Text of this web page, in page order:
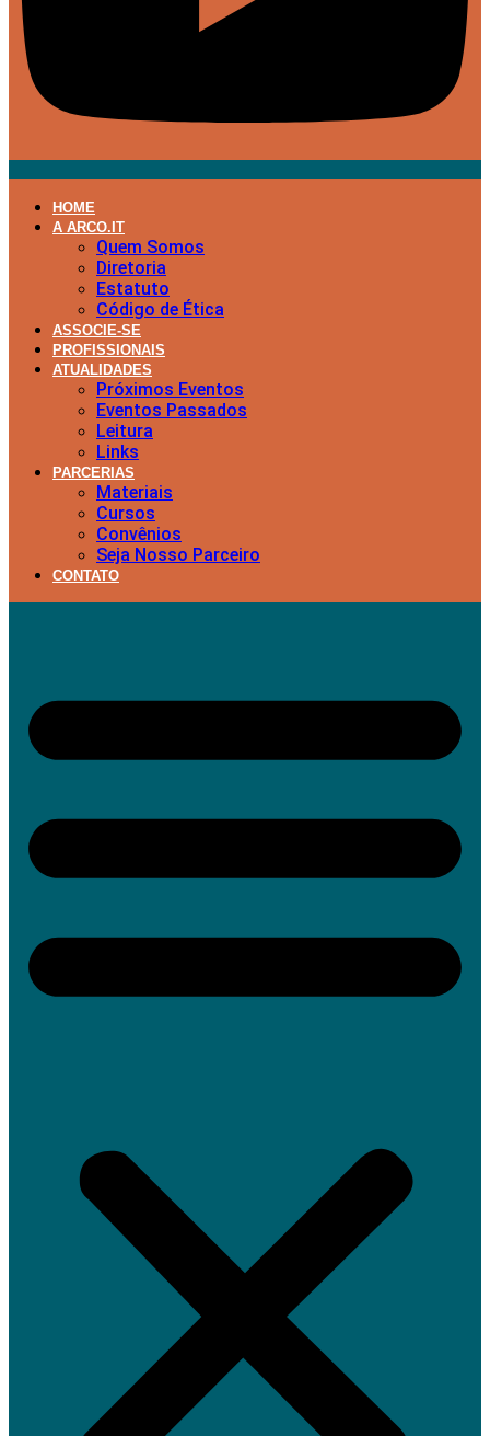
HOME
A ARCO.IT
Quem Somos
Diretoria
Estatuto
Código de Ética
ASSOCIE-SE
PROFISSIONAIS
ATUALIDADES
Próximos Eventos
Eventos Passados
Leitura
Links
PARCERIAS
Materiais
Cursos
Convênios
Seja Nosso Parceiro
CONTATO